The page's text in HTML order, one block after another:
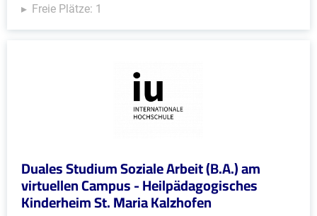
Freie Plätze: 1
Duales Studium Soziale Arbeit (B.A.) am
virtuellen Campus - Heilpädagogisches
Kinderheim St. Maria Kalzhofen